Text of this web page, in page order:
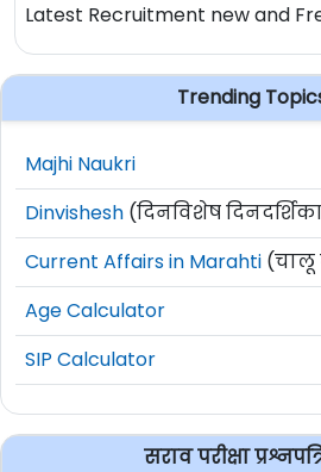
Latest Recruitment new and
Trending
Majhi Naukri
Dinvishesh (दिनविशेष
Current Affairs in Marahti (चालू
Age Calculator
SIP Calculator
सराव परीक्षा